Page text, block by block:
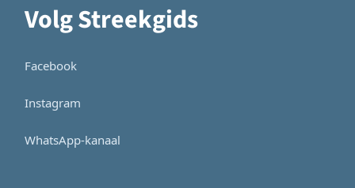
Volg Streekgids
Facebook
Instagram
WhatsApp-kanaal